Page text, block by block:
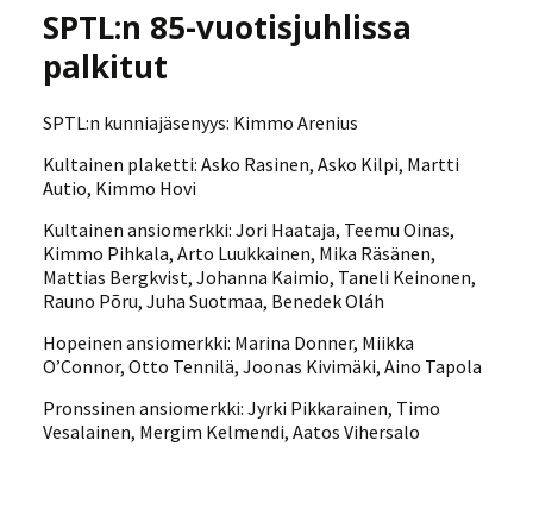
SPTL:n 85-vuotisjuhlissa
palkitut
SPTL:n kunniajäsenyys: Kimmo Arenius
Kultainen plaketti: Asko Rasinen, Asko Kilpi, Martti
Autio, Kimmo Hovi
Kultainen ansiomerkki: Jori Haataja, Teemu Oinas,
Kimmo Pihkala, Arto Luukkainen, Mika Räsänen,
Mattias Bergkvist, Johanna Kaimio, Taneli Keinonen,
Rauno Põru, Juha Suotmaa, Benedek Oláh
Hopeinen ansiomerkki: Marina Donner, Miikka
O’Connor, Otto Tennilä, Joonas Kivimäki, Aino Tapola
Pronssinen ansiomerkki: Jyrki Pikkarainen, Timo
Vesalainen, Mergim Kelmendi, Aatos Vihersalo